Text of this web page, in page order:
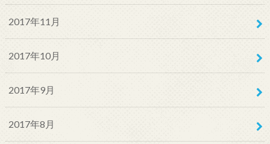
2017年11月
2017年10月
2017年9月
2017年8月